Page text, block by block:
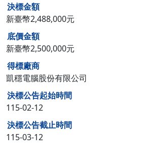
決標金額
新臺幣2,488,000元
底價金額
新臺幣2,500,000元
得標廠商
凱穩電腦股份有限公司
決標公告起始時間
115-02-12
決標公告截止時間
115-03-12